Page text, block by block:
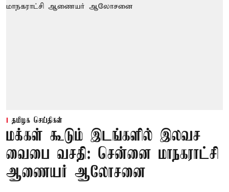
தமிழக செய்திகள்
மக்கள் கூடும் இடங்களில் இலவச
வைபை வசதி: சென்னை மாநகராட்சி
ஆணையர் ஆலோசனை